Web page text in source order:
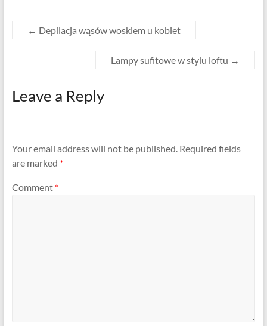
← Depilacja wąsów woskiem u kobiet
Lampy sufitowe w stylu loftu →
Leave a Reply
Your email address will not be published. Required fields
are marked *
Comment *